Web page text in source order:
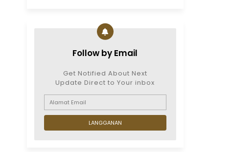
Follow by Email
Get Notified About Next
Update Direct to Your inbox